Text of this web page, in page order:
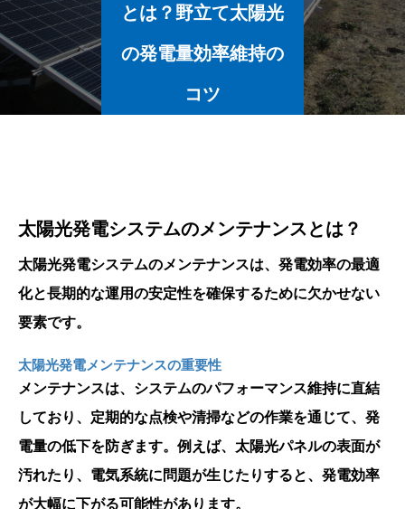
とは？野立て太陽光
の発電量効率維持の
コツ
太陽光発電システムのメンテナンスとは？
太陽光発電システムのメンテナンスは、発電効率の最適
化と長期的な運用の安定性を確保するために欠かせない
要素です。
太陽光発電メンテナンスの重要性
メンテナンスは、システムのパフォーマンス維持に直結
しており、定期的な点検や清掃などの作業を通じて、発
電量の低下を防ぎます。例えば、太陽光パネルの表面が
汚れたり、電気系統に問題が生じたりすると、発電効率
が大幅に下がる可能性があります。